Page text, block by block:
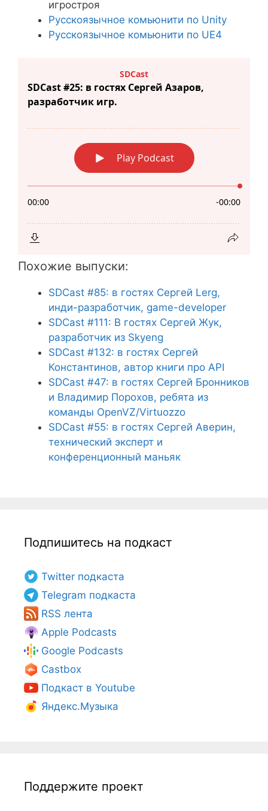
игростроя
Русскоязычное комьюнити по Unity
Русскоязычное комьюнити по UE4
Похожие выпуски:
SDCast #85: в гостях Сергей Lerg,
инди-разработчик, game-developer
SDCast #111: В гостях Сергей Жук,
разработчик из Skyeng
SDCast #132: в гостях Сергей
Константинов, автор книги про API
SDCast #47: в гостях Сергей Бронников
и Владимир Порохов, ребята из
команды OpenVZ/Virtuozzo
SDCast #55: в гостях Сергей Аверин,
технический эксперт и
конференционный маньяк
Подпишитесь на подкаст
Twitter подкаста
Telegram подкаста
RSS лента
Apple Podcasts
Google Podcasts
Castbox
Подкаст в Youtube
Яндекс.Музыка
Поддержите проект